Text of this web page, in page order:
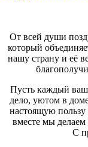
От всей души
который
нашу страну и её
Пусть каждый ваш
дело, уютом в
настоящую
вместе мы делаем
С